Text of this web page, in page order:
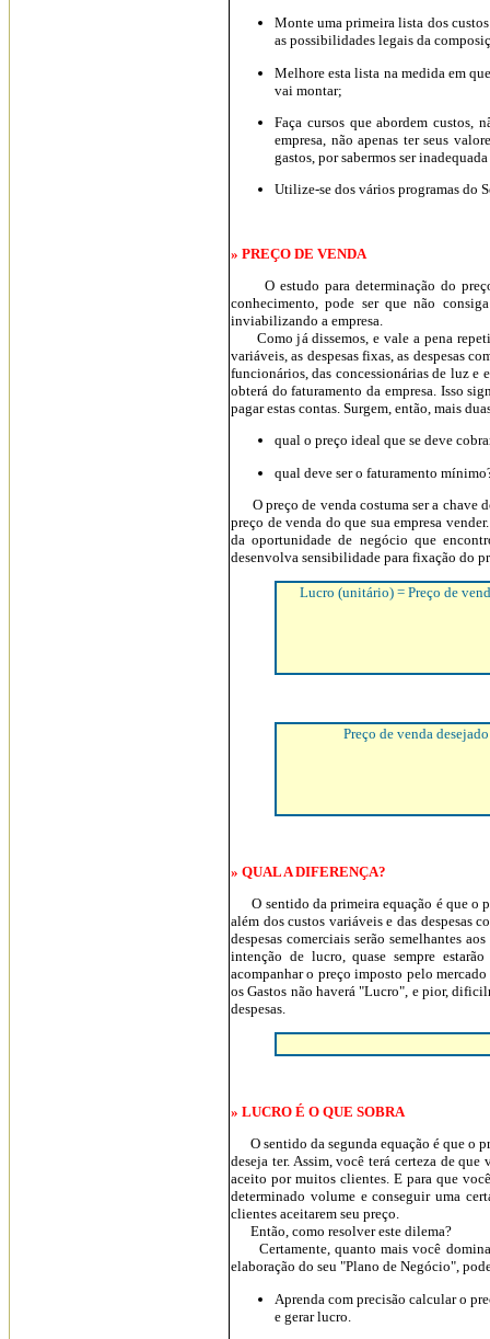
Monte uma primeira lista dos
as possibilidades legais da
Melhore esta lista na medida em
vai montar;
Faça cursos que abordem custos,
empresa, não apenas ter seus
gastos, por sabermos ser
Utilize-se dos vários programas do
» PREÇO DE VENDA
O estudo para determinação do preço
conhecimento, pode ser que não
inviabilizando a empresa.
Como já dissemos, e vale a pena
variáveis, as despesas fixas, as despesas
funcionários, das concessionárias de luz e
obterá do faturamento da empresa. Isso
pagar estas contas. Surgem, então, mais
qual o preço ideal que se deve
qual deve ser o faturamento
O preço de venda costuma ser a chave
preço de venda do que sua empresa
da oportunidade de negócio que
desenvolva sensibilidade para fixação do
Lucro (unitário) = Preço de
Preço de venda
» QUAL A DIFERENÇA?
O sentido da primeira equação é que o
além dos custos variáveis e das despesas
despesas comerciais serão semelhantes
intenção de lucro, quase sempre
acompanhar o preço imposto pelo
os Gastos não haverá "Lucro", e pior,
despesas.
» LUCRO É O QUE SOBRA
O sentido da segunda equação é que o
deseja ter. Assim, você terá certeza de
aceito por muitos clientes. E para que
determinado volume e conseguir uma
clientes aceitarem seu preço.
Então, como resolver este dilema?
Certamente, quanto mais você dominar
elaboração do seu "Plano de Negócio",
Aprenda com precisão calcular o
e gerar lucro.